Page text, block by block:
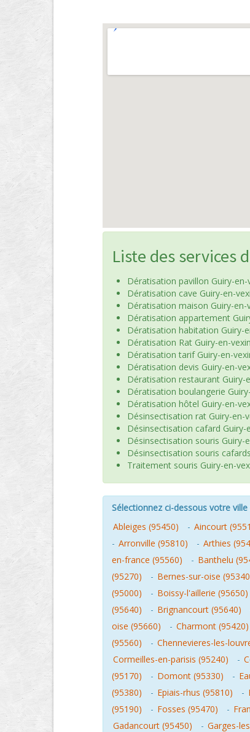
Liste des services
Dératisation pavillon Guiry-en-
Dératisation cave Guiry-en-
Dératisation maison Guiry-en-
Dératisation appartement
Dératisation habitation Guiry-
Dératisation Rat Guiry-en-vexin
Dératisation tarif Guiry-en-
Dératisation devis Guiry-en-
Dératisation restaurant Guiry-
Dératisation boulangerie
Dératisation hôtel Guiry-en-
Désinsectisation rat Guiry-en-
Désinsectisation cafard Guiry-
Désinsectisation souris Guiry-
Désinsectisation souris
Traitement souris Guiry-en-
Sélectionnez ci-dessous votre ville
Ableiges (95450)
- Aincourt
- Arronville (95810) - Arthies
en-france (95560)
- Banthelu
(95270)
- Bernes-sur-oise
(95000)
- Boissy-l'aillerie (95650)
(95640)
- Brignancourt (95640)
oise (95660)
- Charmont (95420)
(95560)
- Chennevieres-les-
Cormeilles-en-parisis (95240)
-
(95170)
- Domont (95330) -
(95380)
- Epiais-rhus (95810) -
(95190)
- Fosses (95470) -
Gadancourt (95450)
- Garges-